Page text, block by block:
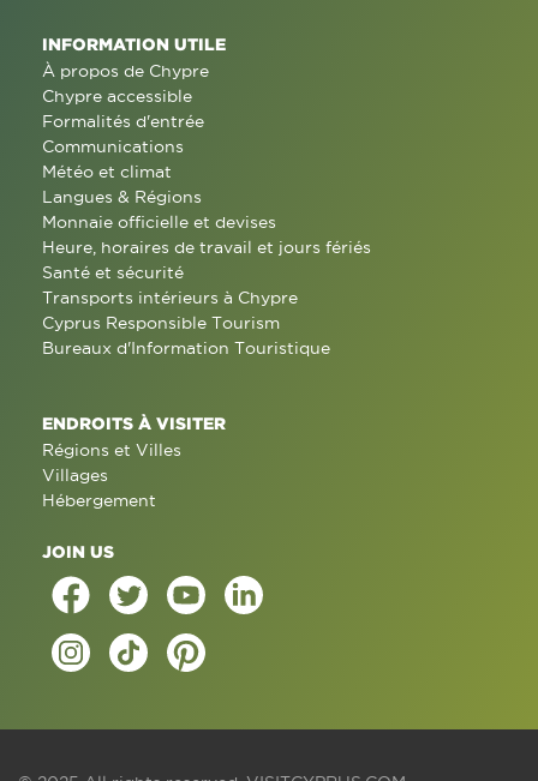
INFORMATION UTILE
À propos de Chypre
Chypre accessible
Formalités d'entrée
Communications
Météo et climat
Langues & Régions
Monnaie officielle et devises
Heure, horaires de travail et jours fériés
Santé et sécurité
Transports intérieurs à Chypre
Cyprus Responsible Tourism
Bureaux d'Information Touristique
ENDROITS À VISITER
Régions et Villes
Villages
Hébergement
JOIN US